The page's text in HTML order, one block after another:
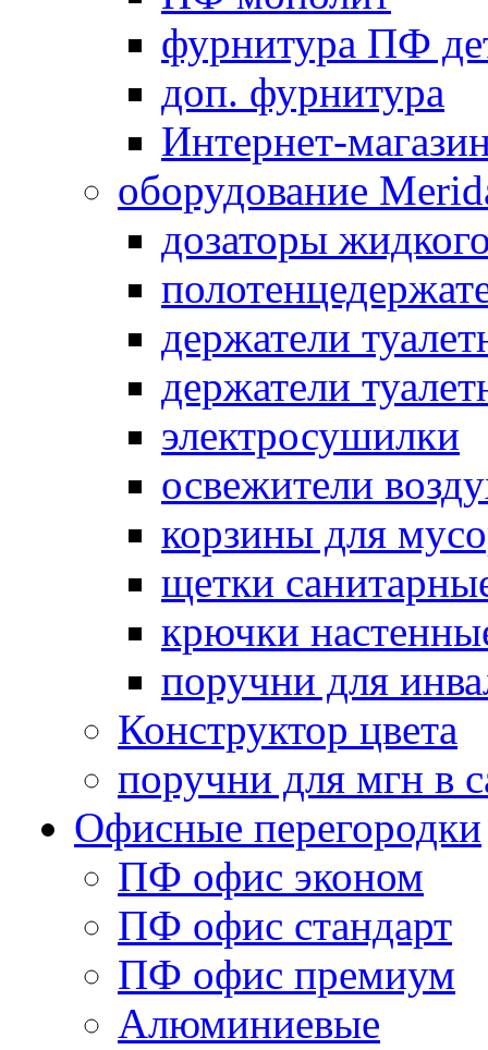
фурнитура ПФ
доп. фурнитура
Интернет-
оборудование
дозаторы
держатели
держатели
электросушилки
освежители
корзины для
щетки
крючки
поручни для
Конструктор цвета
поручни для мгн в
Офисные перегородки
ПФ офис эконом
ПФ офис стандарт
ПФ офис премиум
Алюминиевые